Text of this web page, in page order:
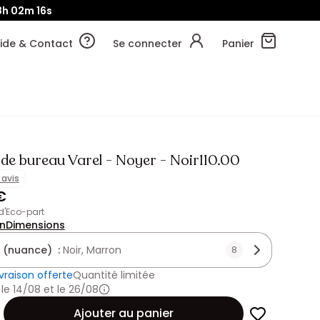
02m 15s
& Contact Se connecter Panier
bureau Varel - Noyer - Noir110.00
avis
part
Dimensions
(nuance) : Noir, Marron 8
offerteQuantité limitée
14/08 et le 26/08
Ajouter au panier